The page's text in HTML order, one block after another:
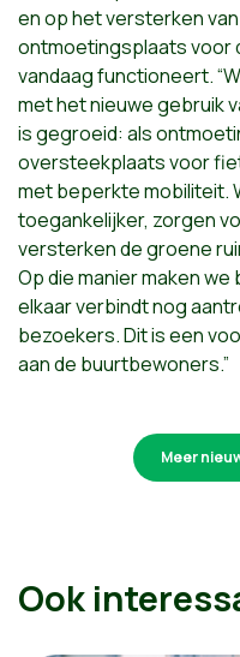
en op het versterken
ontmoetingsplaats voor
vandaag functioneert.
met het nieuwe gebruik
is gegroeid: als
oversteekplaats voor
met beperkte mobiliteit.
toegankelijker, zorgen
versterken de groene
Op die manier maken
elkaar verbindt nog
bezoekers. Dit is een
aan de buurtbewoners.”
Meer
Ook